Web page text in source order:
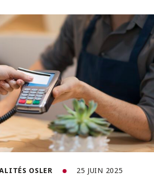
OSLER 25 JUIN 2025